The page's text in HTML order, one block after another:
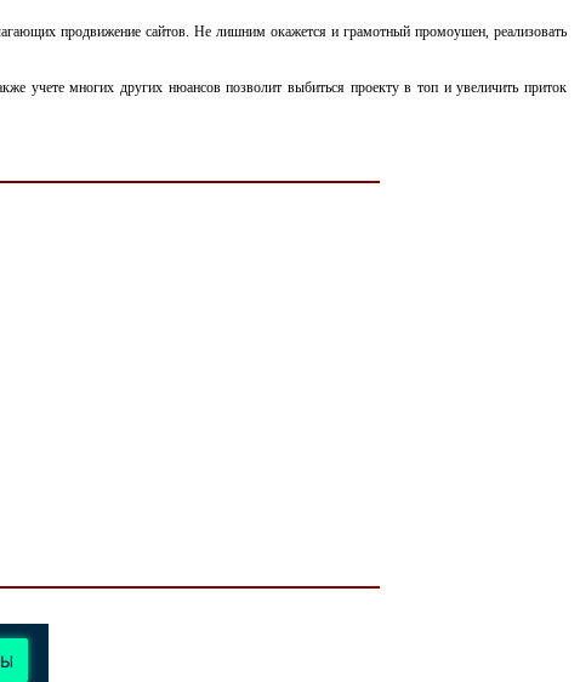
продвижение сайтов. Не лишним окажется и грамотный промоушен, реализовать
учете многих других нюансов позволит выбиться проекту в топ и увеличить приток